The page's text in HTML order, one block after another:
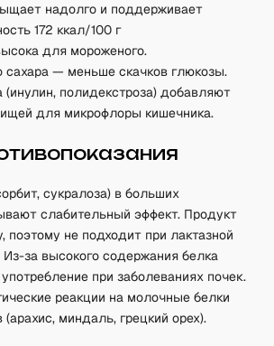
надолго и поддерживает
172 ккал/100 г
для мороженого.
сахара — меньше скачков глюкозы.
полидекстроза) добавляют
для микрофлоры кишечника.
сукралоза) в больших
слабительный эффект. Продукт
поэтому не подходит при лактазной
Из-за высокого содержания белка
при заболеваниях почек.
реакции на молочные белки
миндаль, грецкий орех).